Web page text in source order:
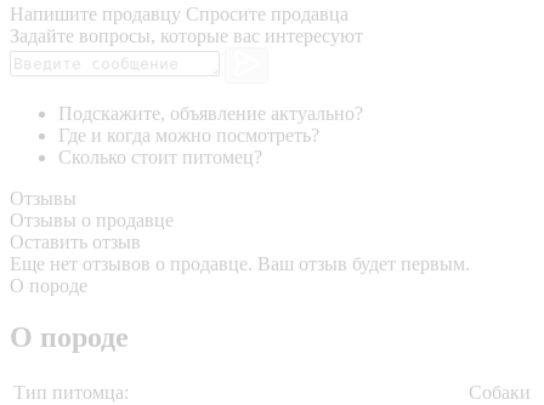
Напишите продавцу Спросите продавца
Задайте вопросы, которые вас интересуют
Подскажите, объявление актуально?
Где и когда можно посмотреть?
Сколько стоит питомец?
Отзывы
Отзывы о продавце
Оставить отзыв
Еще нет отзывов о продавце. Ваш отзыв будет первым.
О породе
О породе
Тип питомца:
Собаки